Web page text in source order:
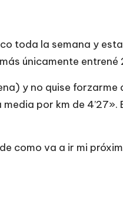
toda la semana y
únicamente entrené
y no quise
por km de
como va a ir mi